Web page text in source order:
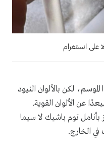
على انستغرام
لكن بالألوان النيود
عن الألوان القوية.
توم باشيك لا سيما
الخارج.